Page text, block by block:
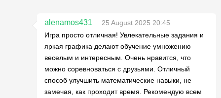
alenamos431
25 August 2025 20:45
Игра просто отличная! Увлекательные задания и
яркая графика делают обучение умножению
веселым и интересным. Очень нравится, что
можно соревноваться с друзьями. Отличный
способ улучшить математические навыки, не
замечая, как проходит время. Рекомендую всем